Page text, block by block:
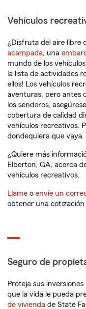
Vehículos
¿Disfruta del aire libre
acampada, una
mundo de los
la lista de actividades
ellos! Los vehículos
aventuras, pero antes
los senderos,
cobertura de calidad
vehículos recreativos.
dondequiera que vaya.
¿Quiere más
Elberton, GA, acerca
vehículos recreativos.
Llame o envíe un
obtener una
Seguro de
Proteja sus
que la vida le pueda
de vivienda de State